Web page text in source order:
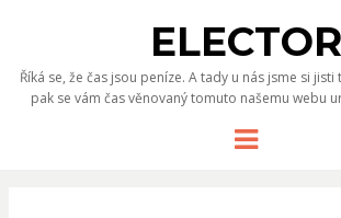
ELECTOR
Říká se, že čas jsou peníze. A tady u nás jsme si
pak se vám čas věnovaný tomuto našemu webu
Menu